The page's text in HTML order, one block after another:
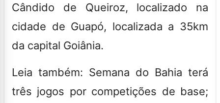
Cândido de Queiroz, localizado na
cidade de Guapó, localizada a 35km
da capital Goiânia.
Leia também: Semana do Bahia terá
três jogos por competições de base;